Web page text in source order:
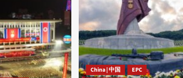
China | 中国
EPC